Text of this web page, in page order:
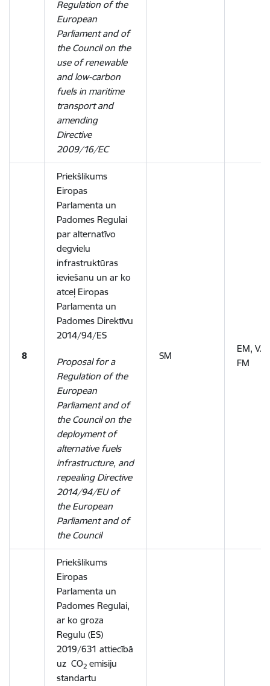
Regulation of the
European
Parliament and of
the Council on the
use of renewable
and low-carbon
fuels in maritime
transport and
amending
Directive
2009/16/EC
8
Priekšlikums
Eiropas
Parlamenta un
Padomes Regulai
par alternatīvo
degvielu
infrastruktūras
ieviešanu un ar ko
atceļ Eiropas
Parlamenta un
Padomes Direktīvu
2014/94/ES
Proposal for a
Regulation of the
European
Parliament and of
the Council on the
deployment of
alternative fuels
infrastructure, and
repealing Directive
2014/94/EU of
the European
Parliament and of
the Council
SM
EM,
FM
Priekšlikums
Eiropas
Parlamenta un
Padomes Regulai,
ar ko groza
Regulu (ES)
2019/631 attiecībā
uz CO2 emisiju
standartu